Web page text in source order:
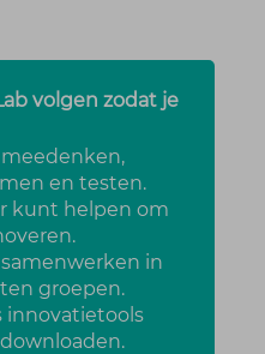
volgen zodat je
en testen.
kunt helpen om
in
groepen.
innovatietools